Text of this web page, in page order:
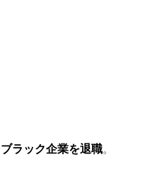
ブラック企業を退職。